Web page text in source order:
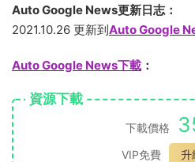
Auto Google News更新日志：
2021.10.26 更新到Auto Google
Auto Google News下載 ：
資源下載
下載價格
VIP免費
升